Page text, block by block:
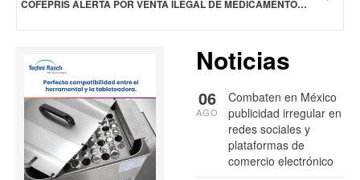
COFEPRIS ALERTA POR VENTA ILEGAL DE MEDICAMENTOS PARA LA DIABETES
Noticias
Combaten en México
publicidad irregular en
redes sociales y
plataformas de
comercio electrónico
06
AGO